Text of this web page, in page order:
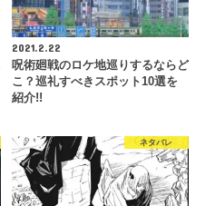
2021.2.22
呪術廻戦のロケ地巡りするならど
こ？巡礼すべきスポット10選を
紹介!!
ネタバレ